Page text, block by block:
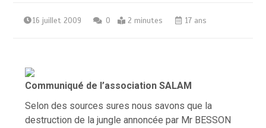
16 juillet 2009 0 2 minutes 17 ans
Communiqué de l’association SALAM
Selon des sources sures nous savons que la
destruction de la jungle annoncée par Mr BESSON